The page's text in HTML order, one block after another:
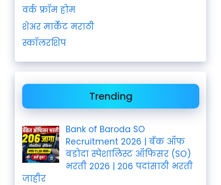
वर्क फ्रॉम होम
शेअर मार्केट मराठी
स्कॉलरशिप
Trending
Bank of Baroda SO
Recruitment 2026 | बँक ऑफ
बडोदा स्पेशालिस्ट ऑफिसर (SO)
भरती 2026 | 206 पदांसाठी भरती
जाहीर